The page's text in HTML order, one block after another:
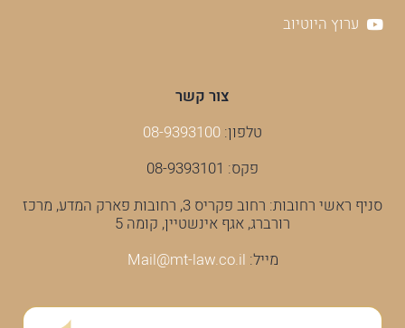
ערוץ היוטיוב
צור קשר
טלפון: 08-9393100
פקס: 08-9393101
סניף ראשי רחובות: רחוב פקריס 3, רחובות פארק המדע, מרכז
רורברג, אגף אינשטיין, קומה 5
מייל: Mail@mt-law.co.il